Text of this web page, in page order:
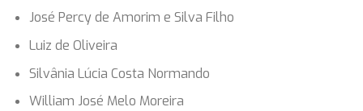
José Percy de Amorim e Silva Filho
Luiz de Oliveira
Silvânia Lúcia Costa Normando
William José Melo Moreira